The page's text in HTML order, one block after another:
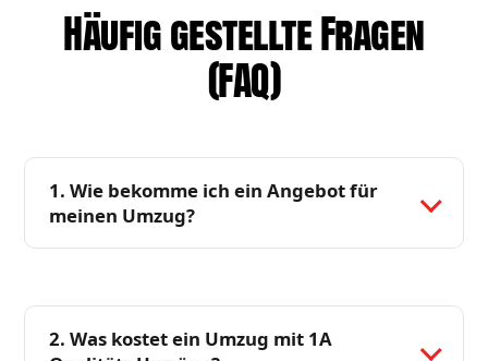
Häufig gestellte Fragen
(FAQ)
1. Wie bekomme ich ein Angebot für
meinen Umzug?
2. Was kostet ein Umzug mit 1A